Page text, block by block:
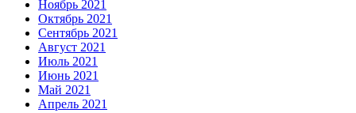
Ноябрь 2021
Октябрь 2021
Сентябрь 2021
Август 2021
Июль 2021
Июнь 2021
Май 2021
Апрель 2021